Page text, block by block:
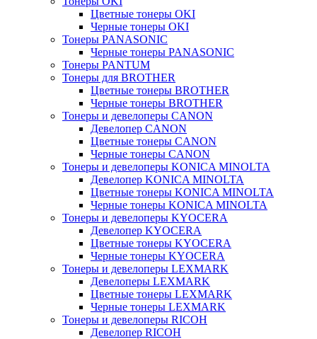
Цветные тонеры OKI
Черные тонеры OKI
Тонеры PANASONIC
Черные тонеры PANASONIC
Тонеры PANTUM
Тонеры для BROTHER
Цветные тонеры BROTHER
Черные тонеры BROTHER
Тонеры и девелоперы CANON
Девелопер CANON
Цветные тонеры CANON
Черные тонеры CANON
Тонеры и девелоперы KONICA MINOLTA
Девелопер KONICA MINOLTA
Цветные тонеры KONICA MINOLTA
Черные тонеры KONICA MINOLTA
Тонеры и девелоперы KYOCERA
Девелопер KYOCERA
Цветные тонеры KYOCERA
Черные тонеры KYOCERA
Тонеры и девелоперы LEXMARK
Девелоперы LEXMARK
Цветные тонеры LEXMARK
Черные тонеры LEXMARK
Тонеры и девелоперы RICOH
Девелопер RICOH